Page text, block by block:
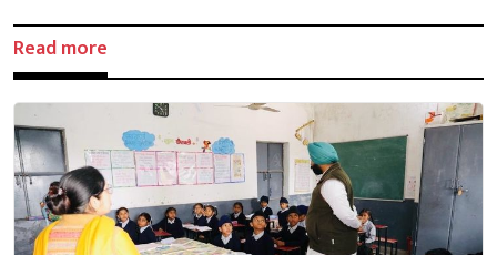
Read more